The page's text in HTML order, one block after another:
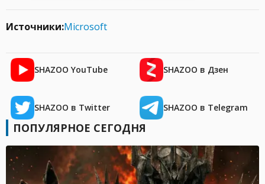
Источники:Microsoft
SHAZOO YouTube SHAZOO в Дзен
SHAZOO в Twitter SHAZOO в Telegram
ПОПУЛЯРНОЕ СЕГОДНЯ